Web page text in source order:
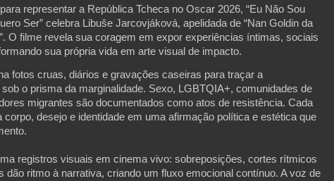
representar a República Tcheca no Oscar 2026, “Eu Não Sou
Ser” celebra Libuše Jarcovjáková, apelidada de “Nan Goldin da
O filme revela sua coragem em expor experiências íntimas, sociais
sua própria vida em arte visual de impacto.
fotos cruas, diários e gravações caseiras para traçar a
o prisma da marginalidade. Sexo, LGBTQIA+, comunidades de
migrantes são documentados como atos de resistência. Cada
corpo, desejo e identidade em uma afirmação política e estética que
registros visuais em cinema vivo: sobreposições, cortes rítmicos
dão ritmo à narrativa, criando um fluxo emocional contínuo. A voz de